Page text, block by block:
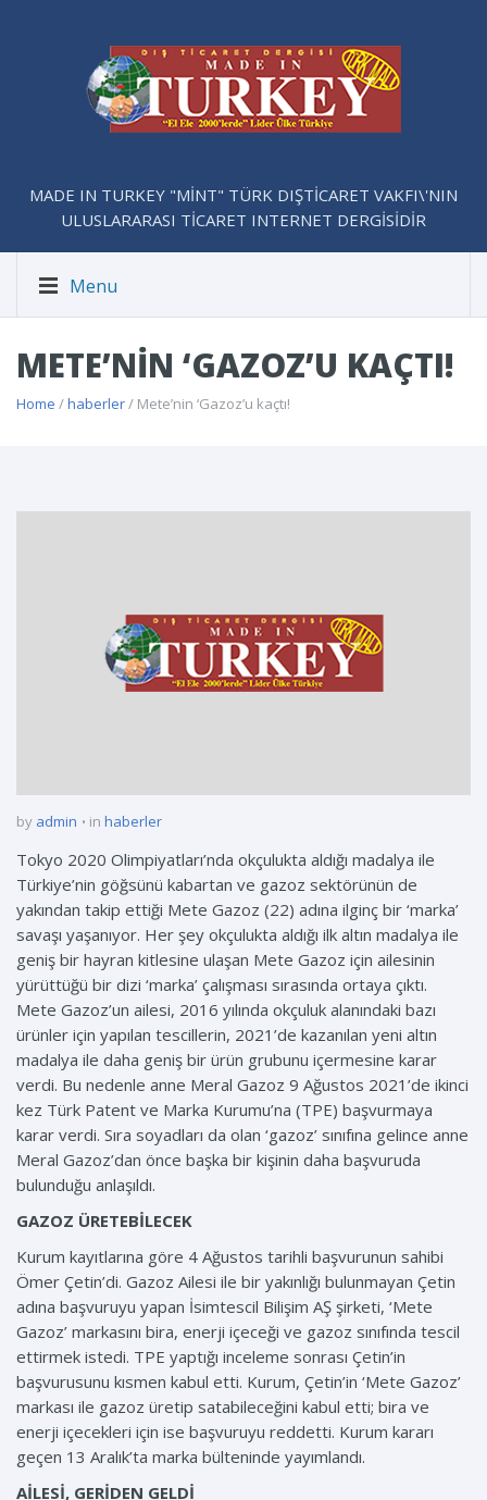
MADE IN TURKEY "MİNT" TÜRK DIŞTİCARET VAKFI\'NIN
ULUSLARARASI TİCARET INTERNET DERGİSİDİR
Menu
METE’NIN ‘GAZOZ’U KAÇTI!
Home /haberler/ Mete’nin ‘Gazoz’u kaçtı!
by admin in haberler
Tokyo 2020 Olimpiyatları’nda okçulukta aldığı madalya ile
Türkiye’nin göğsünü kabartan ve gazoz sektörünün de
yakından takip ettiği Mete Gazoz (22) adına ilginç bir ‘marka’
savaşı yaşanıyor. Her şey okçulukta aldığı ilk altın madalya ile
geniş bir hayran kitlesine ulaşan Mete Gazoz için ailesinin
yürüttüğü bir dizi ‘marka’ çalışması sırasında ortaya çıktı.
Mete Gazoz’un ailesi, 2016 yılında okçuluk alanındaki bazı
ürünler için yapılan tescillerin, 2021’de kazanılan yeni altın
madalya ile daha geniş bir ürün grubunu içermesine karar
verdi. Bu nedenle anne Meral Gazoz 9 Ağustos 2021’de ikinci
kez Türk Patent ve Marka Kurumu’na (TPE) başvurmaya
karar verdi. Sıra soyadları da olan ‘gazoz’ sınıfına gelince anne
Meral Gazoz’dan önce başka bir kişinin daha başvuruda
bulunduğu anlaşıldı.
GAZOZ ÜRETEBİLECEK
Kurum kayıtlarına göre 4 Ağustos tarihli başvurunun sahibi
Ömer Çetin’di. Gazoz Ailesi ile bir yakınlığı bulunmayan Çetin
adına başvuruyu yapan İsimtescil Bilişim AŞ şirketi, ‘Mete
Gazoz’ markasını bira, enerji içeceği ve gazoz sınıfında tescil
ettirmek istedi. TPE yaptığı inceleme sonrası Çetin’in
başvurusunu kısmen kabul etti. Kurum, Çetin’in ‘Mete Gazoz’
markası ile gazoz üretip satabileceğini kabul etti; bira ve
enerji içecekleri için ise başvuruyu reddetti. Kurum kararı
geçen 13 Aralık’ta marka bülteninde yayımlandı.
AİLESİ, GERİDEN GELDİ